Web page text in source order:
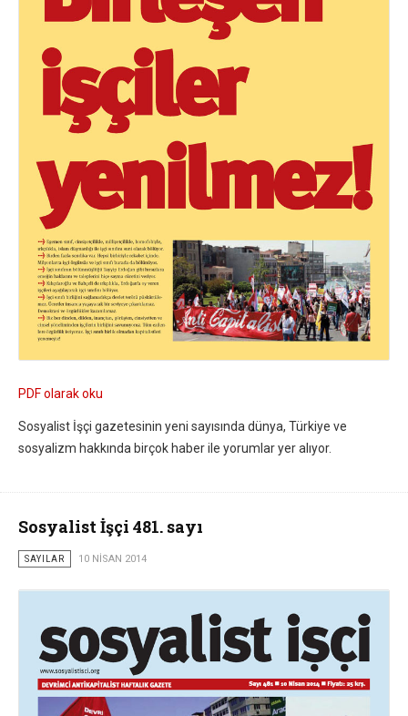
PDF olarak oku
Sosyalist İşçi gazetesinin yeni sayısında dünya, Türkiye ve
sosyalizm hakkında birçok haber ile yorumlar yer alıyor.
Sosyalist İşçi 481. sayı
SAYILAR 10 NISAN 2014